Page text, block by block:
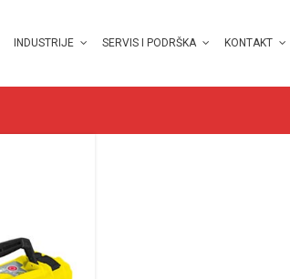
INDUSTRIJE SERVIS I PODRŠKA KONTAKT